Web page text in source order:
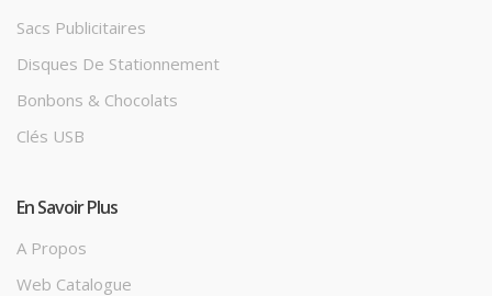
Sacs Publicitaires
Disques De Stationnement
Bonbons & Chocolats
Clés USB
En Savoir Plus
A Propos
Web Catalogue